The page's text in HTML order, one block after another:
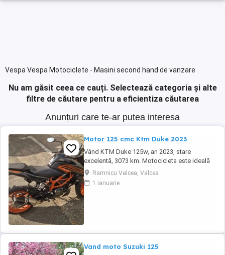
Vespa Vespa Motociclete - Masini second hand de vanzare
Nu am găsit ceea ce cauți. Selectează categoria și alte
filtre de căutare pentru a eficientiza căutarea
Anunțuri care te-ar putea interesa
Motor 125 cmc Ktm Duke 2023
Vând KTM Duke 125w, an 2023, stare
excelentă, 3073 km. Motocicleta este ideală
pentru începători sau pentru oraș. Fără daune,
lovituri!
Ramnicu Valcea, Valcea
1 ianuarie
Vand moto Suzuki 125